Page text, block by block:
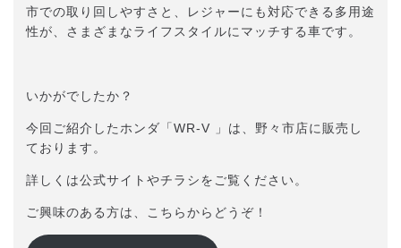
市での取り回しやすさと、レジャーにも対応できる多用途
性が、さまざまなライフスタイルにマッチする車です。
いかがでしたか？
今回ご紹介したホンダ「WR-V 」は、野々市店に販売し
ております。
詳しくは公式サイトやチラシをご覧ください。
ご興味のある方は、こちらからどうぞ！